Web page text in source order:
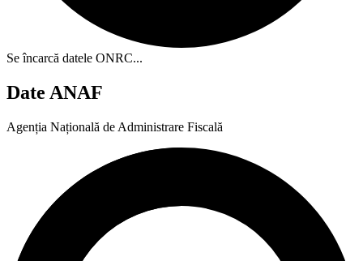
Se încarcă datele ONRC...
Date ANAF
Agenția Națională de Administrare Fiscală